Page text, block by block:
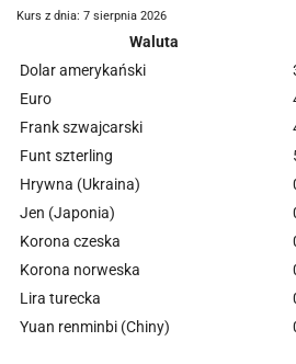
Kurs z dnia: 7 sierpnia 2026
Waluta
Dolar amerykański
Euro
Frank szwajcarski
Funt szterling
Hrywna (Ukraina)
Jen (Japonia)
Korona czeska
Korona norweska
Lira turecka
Yuan renminbi (Chiny)